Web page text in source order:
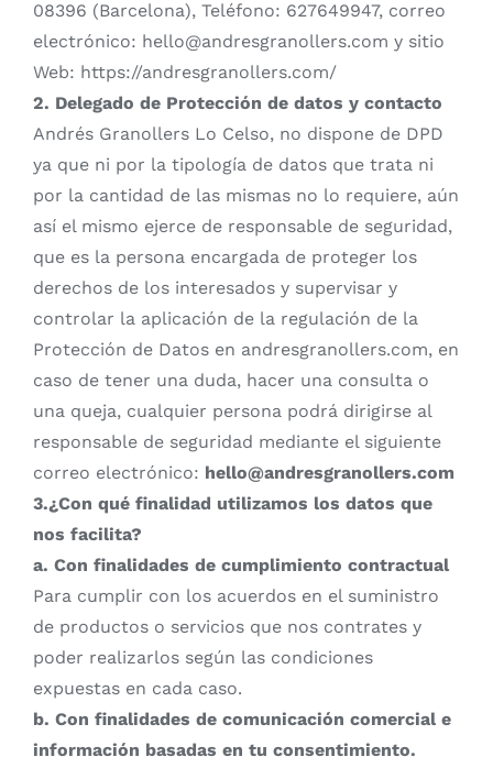
08396 (Barcelona), Teléfono: 627649947, correo
electrónico: hello@andresgranollers.com y sitio
Web: https://andresgranollers.com/
2. Delegado de Protección de datos y contacto
Andrés Granollers Lo Celso, no dispone de DPD
ya que ni por la tipología de datos que trata ni
por la cantidad de las mismas no lo requiere, aún
así el mismo ejerce de responsable de seguridad,
que es la persona encargada de proteger los
derechos de los interesados y supervisar y
controlar la aplicación de la regulación de la
Protección de Datos en andresgranollers.com, en
caso de tener una duda, hacer una consulta o
una queja, cualquier persona podrá dirigirse al
responsable de seguridad mediante el siguiente
correo electrónico: hello@andresgranollers.com
3.¿Con qué finalidad utilizamos los datos que
nos facilita?
a. Con finalidades de cumplimiento contractual
Para cumplir con los acuerdos en el suministro
de productos o servicios que nos contrates y
poder realizarlos según las condiciones
expuestas en cada caso.
b. Con finalidades de comunicación comercial e
información basadas en tu consentimiento.